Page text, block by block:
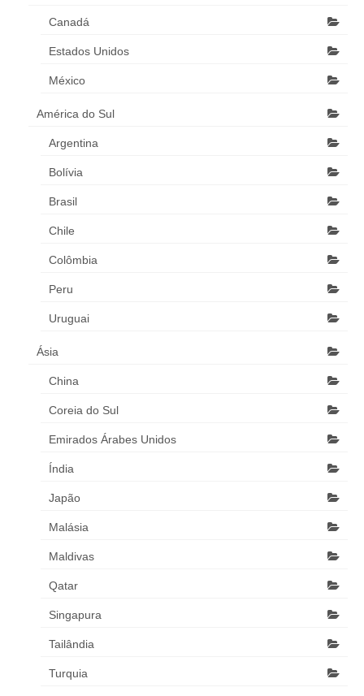
Canadá
Estados Unidos
México
América do Sul
Argentina
Bolívia
Brasil
Chile
Colômbia
Peru
Uruguai
Ásia
China
Coreia do Sul
Emirados Árabes Unidos
Índia
Japão
Malásia
Maldivas
Qatar
Singapura
Tailândia
Turquia